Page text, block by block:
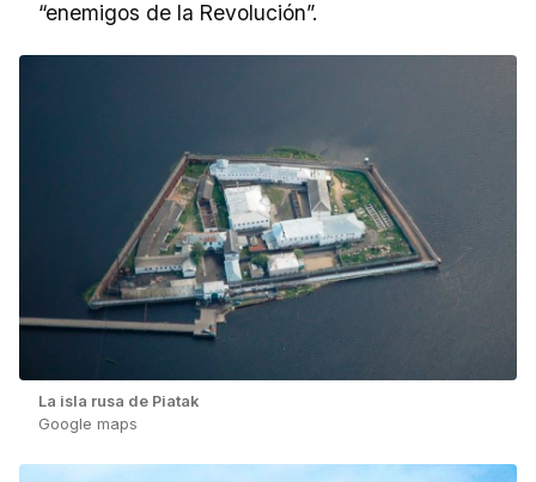
“enemigos de la Revolución”.
La isla rusa de Piatak
Google maps